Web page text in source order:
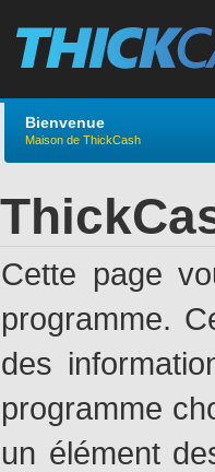
Bienvenue
Maison de ThickCash
Cette page
programme.
des
programme
un élément